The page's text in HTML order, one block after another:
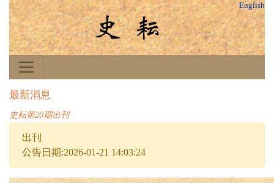
English
最新消息
史耘第20期出刊
出刊
公告日期:2026-01-21 14:03:24